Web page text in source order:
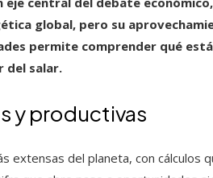
global, pero su
permite comprender qué
del salar.
y productivas
extensas del planeta, con cálculos